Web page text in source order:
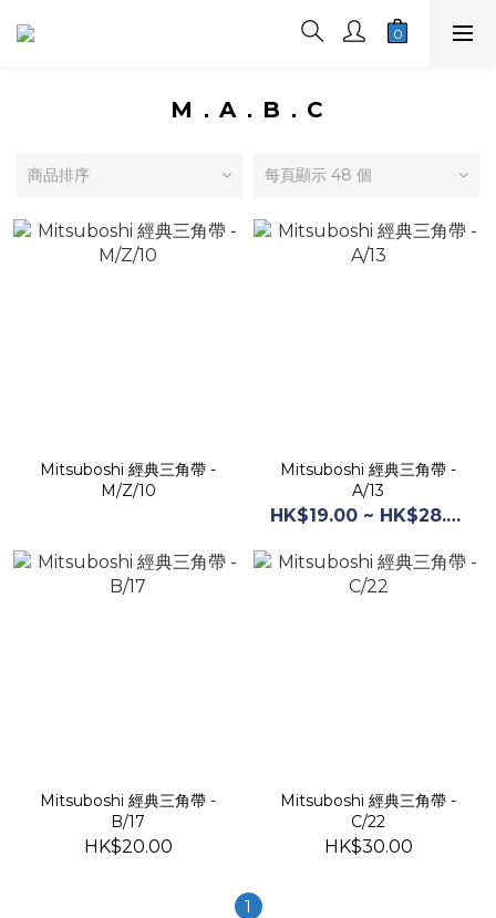
M．A．B．C
商品排序 每頁顯示 48 個
Mitsuboshi 經典三角帶 -
M/Z/10
Mitsuboshi 經典三角帶 -
A/13
HK$19.00 ~ HK$28.00
Mitsuboshi 經典三角帶 -
B/17
HK$20.00
Mitsuboshi 經典三角帶 -
C/22
HK$30.00
1